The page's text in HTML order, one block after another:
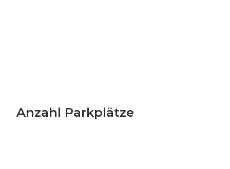
Anzahl Parkplätze